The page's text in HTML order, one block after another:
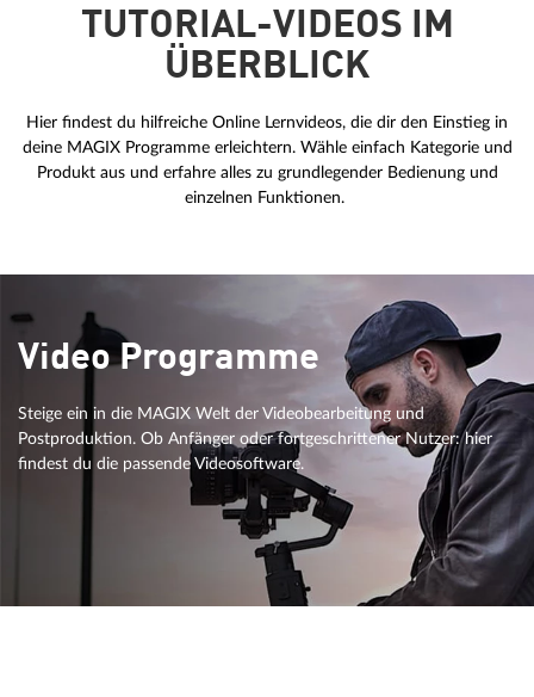
TUTORIAL-VIDEOS IM
ÜBERBLICK
Hier findest du hilfreiche Online Lernvideos, die dir den Einstieg in
deine MAGIX Programme erleichtern. Wähle einfach Kategorie und
Produkt aus und erfahre alles zu grundlegender Bedienung und
einzelnen Funktionen.
Video Programme
Steige ein in die MAGIX Welt der Videobearbeitung und
Postproduktion. Ob Anfänger oder fortgeschrittener Nutzer: hier
findest du die passende Videosoftware.